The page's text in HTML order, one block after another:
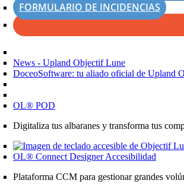
FORMULARIO DE INCIDENCIAS
News - Upland Objectif Lune
DoceoSoftware: tu aliado oficial de Upland
OL® POD
Digitaliza tus albaranes y transforma tus
OL® Connect Designer Accesibilidad
Plataforma CCM para gestionar grandes